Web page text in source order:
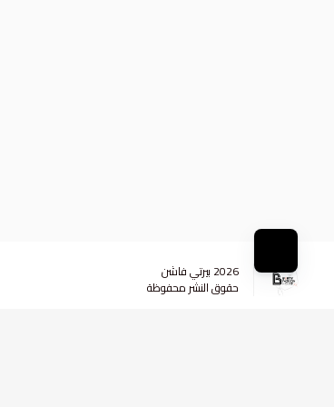
2026 بيرتي فاشن
حقوق النشر محفوظة